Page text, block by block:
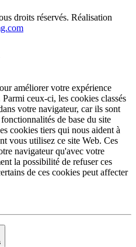
droits réservés. Réalisation
améliorer votre expérience
ceux-ci, les cookies classés
votre navigateur, car ils sont
de base du site
cookies tiers qui nous aident à
vous utilisez ce site Web. Ces
navigateur qu'avec votre
la possibilité de refuser ces
de ces cookies peut affecter